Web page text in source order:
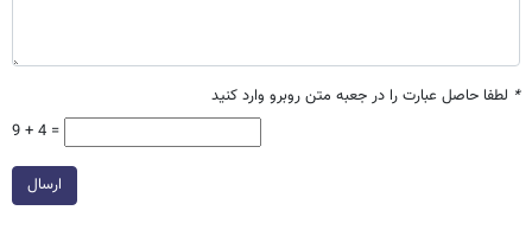
* لطفا حاصل عبارت را در جعبه متن روبرو وارد کنید
9 + 4 =
ارسال